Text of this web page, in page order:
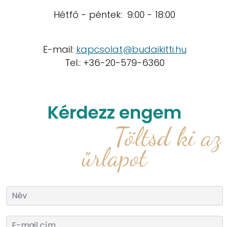
Hétfő - péntek: 9:00 - 18:00
E-mail: kapcsolat@budaikitti.hu
Tel.: +36-20-579-6360
Kérdezz engem
Töltsd ki az
űrlapot